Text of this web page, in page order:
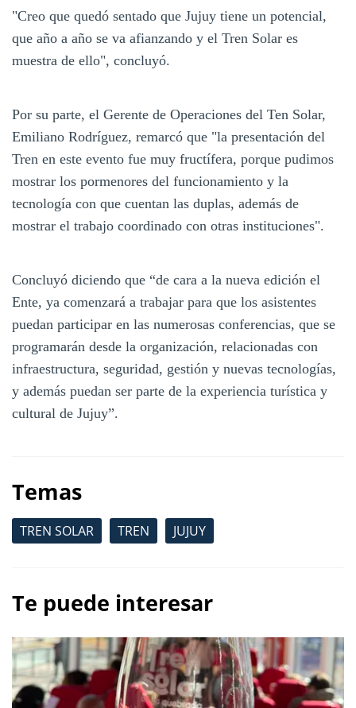
"Creo que quedó sentado que Jujuy tiene un potencial,
que año a año se va afianzando y el Tren Solar es
muestra de ello", concluyó.
Por su parte, el Gerente de Operaciones del Ten Solar,
Emiliano Rodríguez, remarcó que "la presentación del
Tren en este evento fue muy fructífera, porque pudimos
mostrar los pormenores del funcionamiento y la
tecnología con que cuentan las duplas, además de
mostrar el trabajo coordinado con otras instituciones".
Concluyó diciendo que “de cara a la nueva edición el
Ente, ya comenzará a trabajar para que los asistentes
puedan participar en las numerosas conferencias, que se
programarán desde la organización, relacionadas con
infraestructura, seguridad, gestión y nuevas tecnologías,
y además puedan ser parte de la experiencia turística y
cultural de Jujuy”.
Temas
TREN SOLAR TREN JUJUY
Te puede interesar